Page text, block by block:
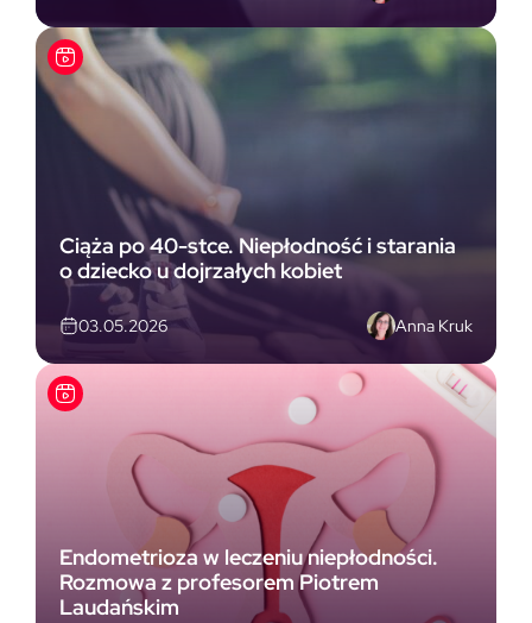
Ciąża po 40-stce. Niepłodność i starania
o dziecko u dojrzałych kobiet
03.05.2026 Anna Kruk
Endometrioza w leczeniu niepłodności.
Rozmowa z profesorem Piotrem
Laudańskim